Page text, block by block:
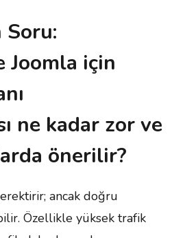
Soru:
Joomla için
ne kadar zor ve
önerilir?
ancak doğru
Özellikle yüksek trafik